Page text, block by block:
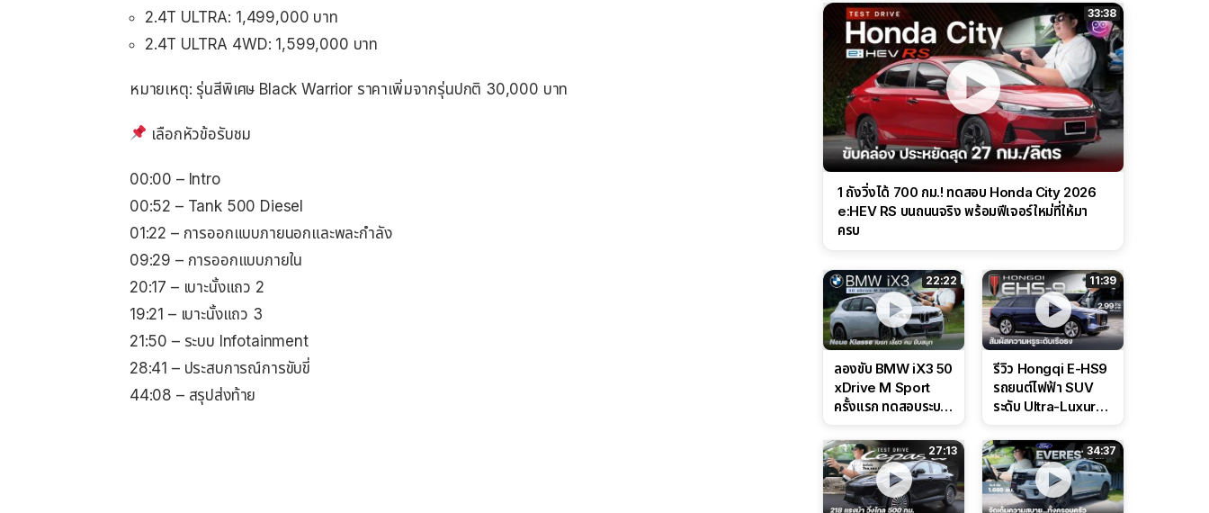
2.4T ULTRA: 1,499,000 บาท
2.4T ULTRA 4WD: 1,599,000 บาท
หมายเหตุ: รุ่นสีพิเศษ Black Warrior ราคาเพิ่มจากรุ่นปกติ 30,000 บาท
เลือกหัวข้อรับชม
00:00 – Intro
00:52 – Tank 500 Diesel
01:22 – การออกแบบภายนอกและพละกำลัง
09:29 – การออกแบบภายใน
20:17 – เบาะนั้งแถว 2
19:21 – เบาะนั้งแถว 3
21:50 – ระบบ Infotainment
28:41 – ประสบการณ์การขับขี่
44:08 – สรุปส่งท้าย
33:38
1 ถังวิ่งได้ 700 กม.! ทดสอบ Honda City 2026
e:HEV RS บนถนนจริง พร้อมฟีเจอร์ใหม่ที่ให้มา
ครบ
22:22
ลองขับ BMW iX3 50
xDrive M Sport
ครั้งแรก ทดสอบระบบ
Performance แบบ
จัดเต็มในสนาม
11:39
รีวิว Hongqi E-HS9
รถยนต์ไฟฟ้า SUV
ระดับ Ultra-Luxury
CDC นุ่มหนึบเหนือ
ระดับ
27:13 34:37